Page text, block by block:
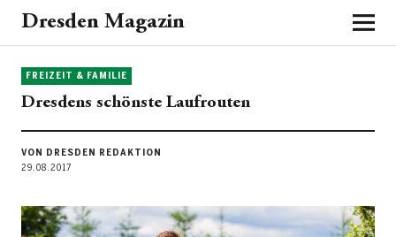
Dresden Magazin
FREIZEIT & FAMILIE
Dresdens schönste Laufrouten
VON DRESDEN REDAKTION
29.08.2017